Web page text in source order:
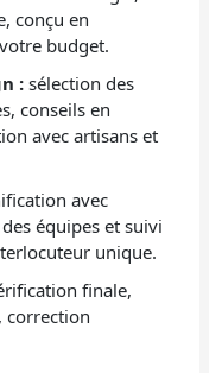
conçu en
budget.
:sélection des
conseils en
avec artisans et
avec
équipes et suivi
unique.
finale,
correction